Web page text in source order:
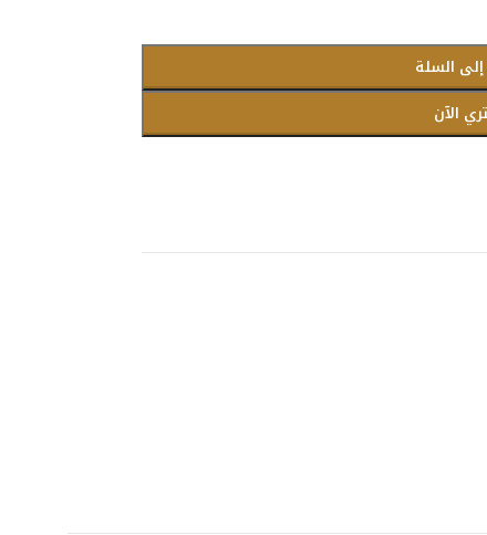
السلة
الآن